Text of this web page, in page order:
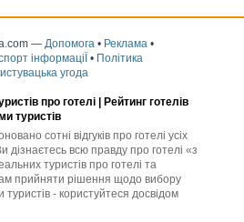
— Допомога • Реклама •
інформаціЇ • Політика
угода
про готелі | Рейтинг готелів
туристів
сотні відгуків про готелі усіх
дізнаєтесь всю правду про готелі «з
туристів про готелі та
прийняти рішення щодо вибору
туристів - користуйтеся досвідом